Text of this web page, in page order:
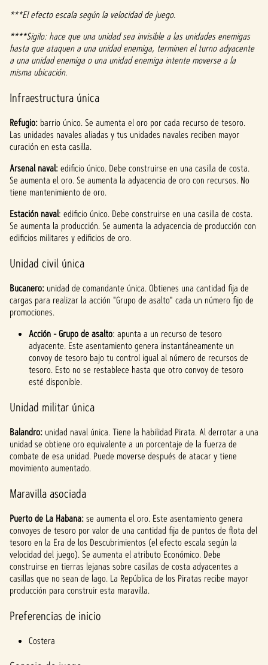
***El efecto escala según la velocidad de juego.
****Sigilo: hace que una unidad sea invisible a las unidades enemigas
hasta que ataquen a una unidad enemiga, terminen el turno adyacente
a una unidad enemiga o una unidad enemiga intente moverse a la
misma ubicación.
Infraestructura única
Refugio: barrio único. Se aumenta el oro por cada recurso de tesoro.
Las unidades navales aliadas y tus unidades navales reciben mayor
curación en esta casilla.
Arsenal naval:edificio único. Debe construirse en una casilla de costa.
Se aumenta el oro. Se aumenta la adyacencia de oro con recursos. No
tiene mantenimiento de oro.
Estación naval: edificio único. Debe construirse en una casilla de costa.
Se aumenta la producción. Se aumenta la adyacencia de producción con
edificios militares y edificios de oro.
Unidad civil única
Bucanero: unidad de comandante única. Obtienes una cantidad fija de
cargas para realizar la acción "Grupo de asalto" cada un número fijo de
promociones.
Acción - Grupo de asalto: apunta a un recurso de tesoro
adyacente. Este asentamiento genera instantáneamente un
convoy de tesoro bajo tu control igual al número de recursos de
tesoro. Esto no se restablece hasta que otro convoy de tesoro
esté disponible.
Unidad militar única
Balandro: unidad naval única. Tiene la habilidad Pirata. Al derrotar a una
unidad se obtiene oro equivalente a un porcentaje de la fuerza de
combate de esa unidad. Puede moverse después de atacar y tiene
movimiento aumentado.
Maravilla asociada
Puerto de La Habana:se aumenta el oro. Este asentamiento genera
convoyes de tesoro por valor de una cantidad fija de puntos de flota del
tesoro en la Era de los Descubrimientos (el efecto escala según la
velocidad del juego). Se aumenta el atributo Económico. Debe
construirse en tierras lejanas sobre casillas de costa adyacentes a
casillas que no sean de lago. La República de los Piratas recibe mayor
producción para construir esta maravilla.
Preferencias de inicio
Costera